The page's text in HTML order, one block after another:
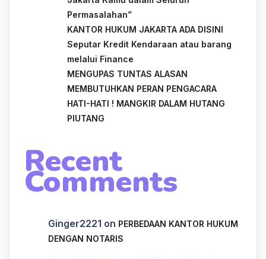
Permasalahan”
KANTOR HUKUM JAKARTA ADA DISINI
Seputar Kredit Kendaraan atau barang
melalui Finance
MENGUPAS TUNTAS ALASAN
MEMBUTUHKAN PERAN PENGACARA
HATI-HATI ! MANGKIR DALAM HUTANG
PIUTANG
Recent
Comments
Ginger2221 on PERBEDAAN KANTOR HUKUM
DENGAN NOTARIS